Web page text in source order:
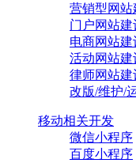
营销型网站
门户网站建
电商网站建
活动网站建
律师网站建
改版/维护/
移动相关开发
微信小程序
百度小程序